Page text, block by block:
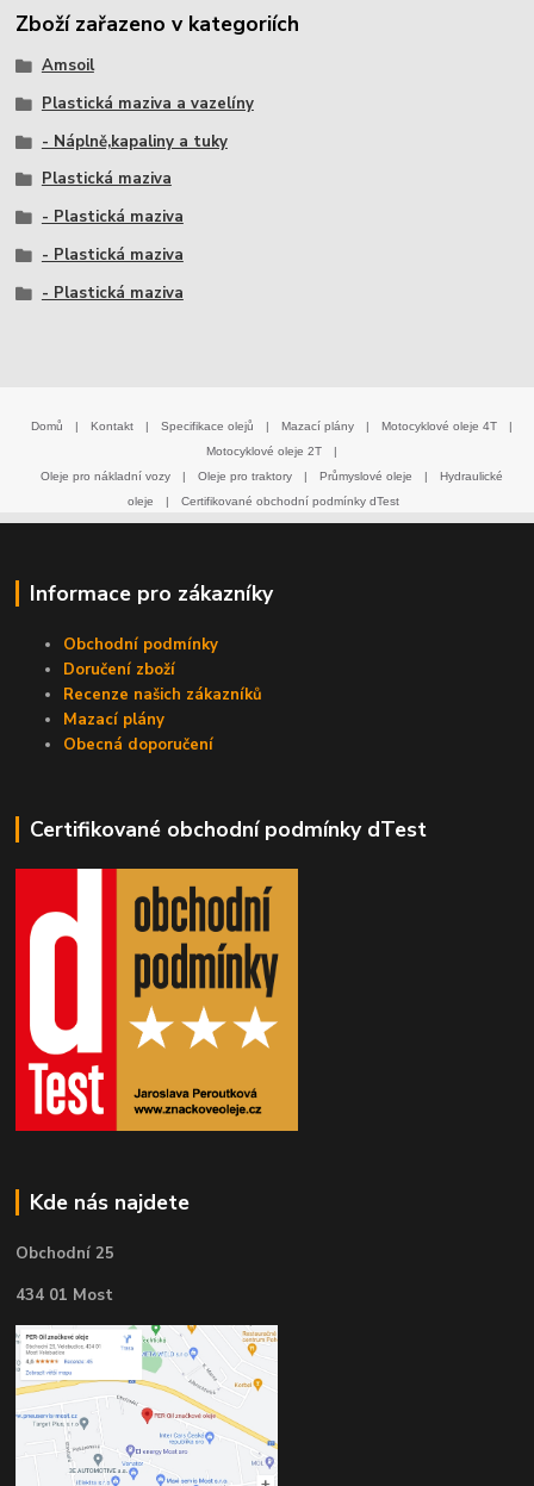
Zboží zařazeno v kategoriích
Amsoil
Plastická maziva a vazelíny
- Náplně,kapaliny a tuky
Plastická maziva
- Plastická maziva
- Plastická maziva
- Plastická maziva
Domů | Kontakt | Specifikace olejů | Mazací plány | Motocyklové oleje 4T
|
Motocyklové oleje 2T
|
Oleje pro nákladní vozy
| Oleje pro traktory | Průmyslové oleje |
Hydraulické
oleje
| Certifikované obchodní podmínky dTest
Informace pro zákazníky
Obchodní podmínky
Doručení zboží
Recenze našich zákazníků
Mazací plány
Obecná doporučení
Certifikované obchodní podmínky dTest
Kde nás najdete
Obchodní 25
434 01 Most